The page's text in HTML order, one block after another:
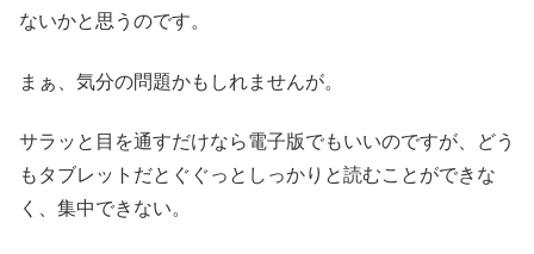
ないかと思うのです。
まぁ、気分の問題かもしれませんが。
サラッと目を通すだけなら電子版でもいいのですが、どう
もタブレットだとぐぐっとしっかりと読むことができな
く、集中できない。